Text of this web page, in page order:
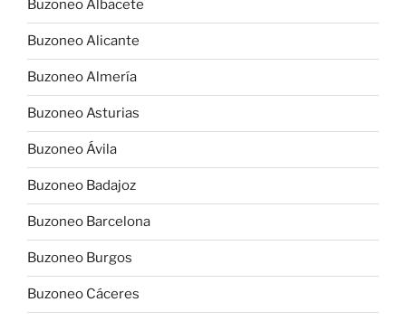
Buzoneo Albacete
Buzoneo Alicante
Buzoneo Almería
Buzoneo Asturias
Buzoneo Ávila
Buzoneo Badajoz
Buzoneo Barcelona
Buzoneo Burgos
Buzoneo Cáceres